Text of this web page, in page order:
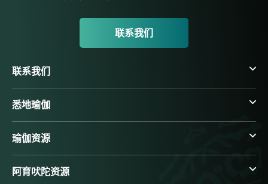
联系我们
联系我们
悉地瑜伽
瑜伽资源
阿育吠陀资源